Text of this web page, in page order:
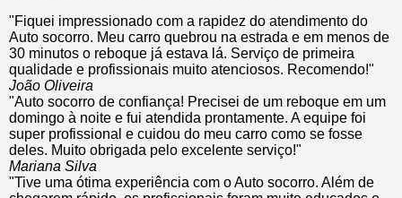
"Fiquei impressionado com a rapidez do atendimento do
Auto socorro. Meu carro quebrou na estrada e em menos de
30 minutos o reboque já estava lá. Serviço de primeira
qualidade e profissionais muito atenciosos. Recomendo!"
João Oliveira
"Auto socorro de confiança! Precisei de um reboque em um
domingo à noite e fui atendida prontamente. A equipe foi
super profissional e cuidou do meu carro como se fosse
deles. Muito obrigada pelo excelente serviço!"
Mariana Silva
"Tive uma ótima experiência com o Auto socorro. Além de